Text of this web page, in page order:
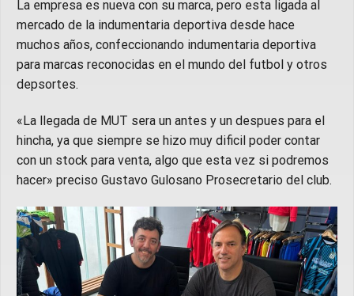
La empresa es nueva con su marca, pero esta ligada al
mercado de la indumentaria deportiva desde hace
muchos años, confeccionando indumentaria deportiva
para marcas reconocidas en el mundo del futbol y otros
depsortes.
«La llegada de MUT sera un antes y un despues para el
hincha, ya que siempre se hizo muy dificil poder contar
con un stock para venta, algo que esta vez si podremos
hacer» preciso Gustavo Gulosano Prosecretario del club.